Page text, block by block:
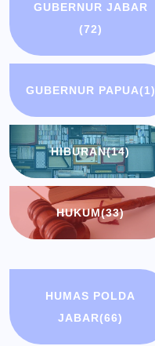
GUBERNUR JABAR
(72)
GUBERNUR PAPUA(1)
HIBURAN(14)
HUKUM(33)
HUMAS POLDA
JABAR(66)